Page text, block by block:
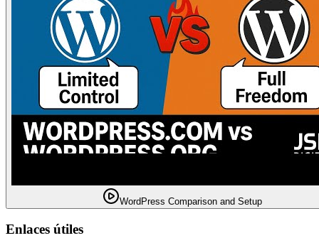
WordPress Comparison and Setup
Enlaces útiles